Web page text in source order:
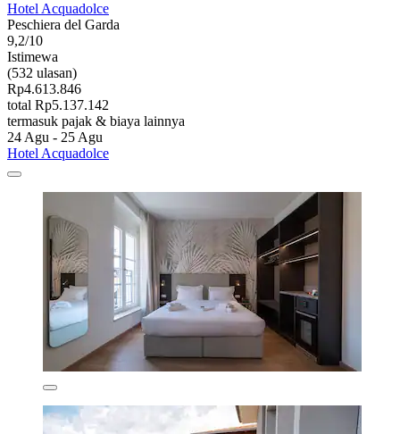
Hotel Acquadolce
Peschiera del Garda
9,2/10
Istimewa
(532 ulasan)
Rp4.613.846
total Rp5.137.142
termasuk pajak & biaya lainnya
24 Agu - 25 Agu
Hotel Acquadolce